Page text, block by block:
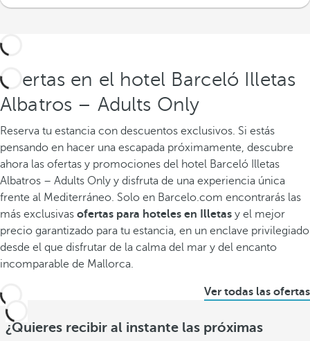
Ofertas en el hotel Barceló Illetas
Albatros – Adults Only
Reserva tu estancia con descuentos exclusivos. Si estás
pensando en hacer una escapada próximamente, descubre
ahora las ofertas y promociones del hotel Barceló Illetas
Albatros – Adults Only y disfruta de una experiencia única
frente al Mediterráneo. Solo en Barcelo.com encontrarás las
más exclusivas ofertas para hoteles en Illetas y el mejor
precio garantizado para tu estancia, en un enclave privilegiado
desde el que disfrutar de la calma del mar y del encanto
incomparable de Mallorca.
Ver todas las ofertas
¿Quieres recibir al instante las próximas